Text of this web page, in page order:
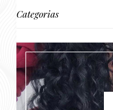
Categorias